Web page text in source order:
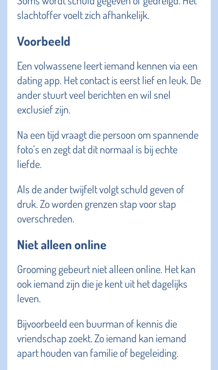
slachtoffer voelt zich afhankelijk.
Voorbeeld
Een volwassene leert iemand kennen via een
dating app. Het contact is eerst lief en leuk. De
ander stuurt veel berichten en wil snel
exclusief zijn.
Na een tijd vraagt die persoon om spannende
foto’s en zegt dat dit normaal is bij echte
liefde.
Als de ander twijfelt volgt schuld geven of
druk. Zo worden grenzen stap voor stap
overschreden.
Niet alleen online
Grooming gebeurt niet alleen online. Het kan
ook iemand zijn die je kent uit het dagelijks
leven.
Bijvoorbeeld een buurman of kennis die
vriendschap zoekt. Zo iemand kan iemand
apart houden van familie of begeleiding.